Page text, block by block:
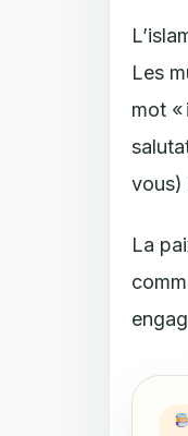
Les
mot «
vous)
La